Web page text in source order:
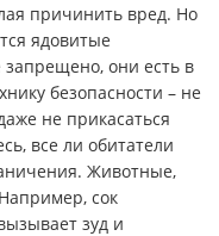
причинить вред. Но
ядовитые
они есть в
безопасности – не
не прикасаться
все ли обитатели
Животные,
сок
зуд и